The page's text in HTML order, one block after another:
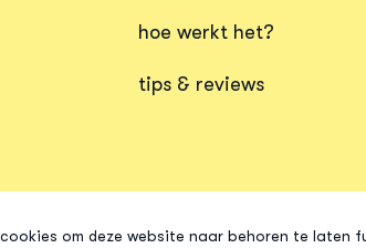
hoe werkt het?
tips & reviews
om deze website naar behoren te laten